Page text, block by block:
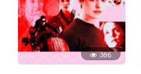
386